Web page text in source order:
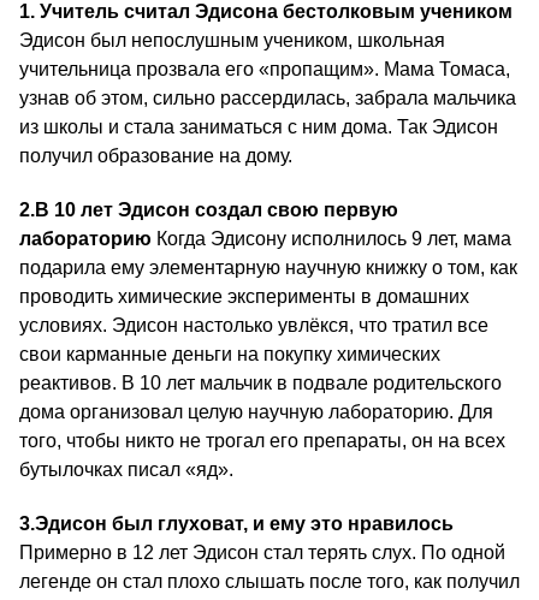
1. Учитель считал Эдисона бестолковым учеником
Эдисон был непослушным учеником, школьная
учительница прозвала его «пропащим». Мама Томаса,
узнав об этом, сильно рассердилась, забрала мальчика
из школы и стала заниматься с ним дома. Так Эдисон
получил образование на дому.
2.В 10 лет Эдисон создал свою первую
лабораторию Когда Эдисону исполнилось 9 лет, мама
подарила ему элементарную научную книжку о том, как
проводить химические эксперименты в домашних
условиях. Эдисон настолько увлёкся, что тратил все
свои карманные деньги на покупку химических
реактивов. В 10 лет мальчик в подвале родительского
дома организовал целую научную лабораторию. Для
того, чтобы никто не трогал его препараты, он на всех
бутылочках писал «яд».
3.Эдисон был глуховат, и ему это нравилось
Примерно в 12 лет Эдисон стал терять слух. По одной
легенде он стал плохо слышать после того, как получил